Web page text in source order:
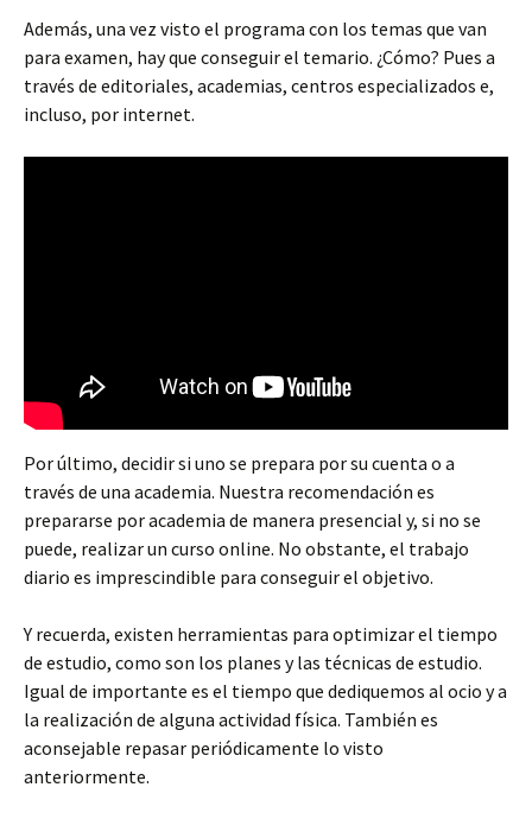
Además, una vez visto el programa con los temas que van
para examen, hay que conseguir el temario. ¿Cómo? Pues a
través de editoriales, academias, centros especializados e,
incluso, por internet.
Por último, decidir si uno se prepara por su cuenta o a
través de una academia. Nuestra recomendación es
prepararse por academia de manera presencial y, si no se
puede, realizar un curso online. No obstante, el trabajo
diario es imprescindible para conseguir el objetivo.
Y recuerda, existen herramientas para optimizar el tiempo
de estudio, como son los planes y las técnicas de estudio.
Igual de importante es el tiempo que dediquemos al ocio y a
la realización de alguna actividad física. También es
aconsejable repasar periódicamente lo visto
anteriormente.